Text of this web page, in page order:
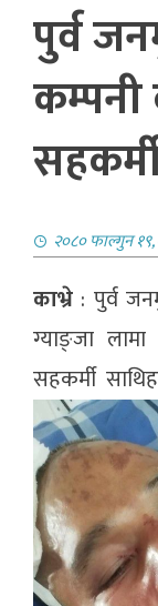
पुर्व
२०८० फाल्गुन १९,
काभ्रे : पुर्व
ग्याङ्जा
सहकर्मी